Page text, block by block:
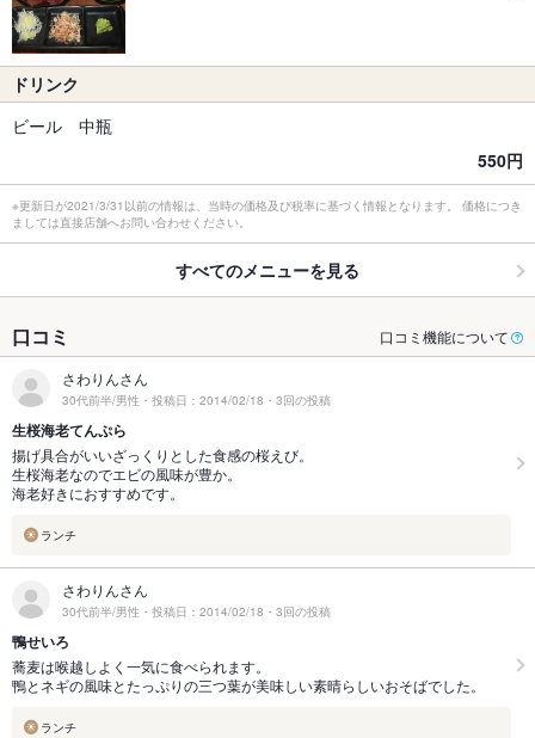
ドリンク
ビール 中瓶
550円
※更新日が2021/3/31以前の情報は、当時の価格及び税率に基づく情報となります。 価格につき
ましては直接店舗へお問い合わせください。
すべてのメニューを見る
口コミ 口コミ機能について
さわりんさん
30代前半/男性・投稿日：2014/02/18・3回の投稿
生桜海老てんぷら
揚げ具合がいいざっくりとした食感の桜えび。
生桜海老なのでエビの風味が豊か。
海老好きにおすすめです。
ランチ
さわりんさん
30代前半/男性・投稿日：2014/02/18・3回の投稿
鴨せいろ
蕎麦は喉越しよく一気に食べられます。
鴨とネギの風味とたっぷりの三つ葉が美味しい素晴らしいおそばでした。
ランチ